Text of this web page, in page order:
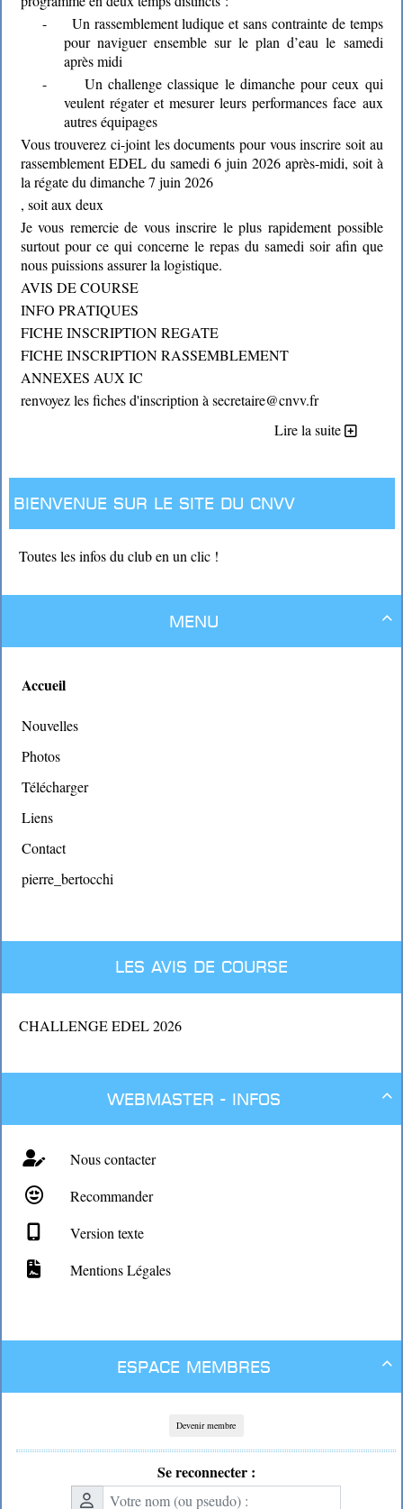

Menu
Accueil
Nouvelles
Photos
Télécharger
Liens
Contact
pierre_bertocchi
Les avis de course
CHALLENGE EDEL 2026

Webmaster - Infos
Nous contacter
Recommander
Version texte
Mentions Légales

Espace membres
Devenir membre
Se reconnecter :
-
Un rassemblement ludique et sans contrainte de temps
pour naviguer ensemble sur le plan d’eau le samedi
après midi
-
Un challenge classique le dimanche pour ceux qui
veulent régater et mesurer leurs performances face aux
autres équipages
Vous trouverez ci-joint les documents pour vous inscrire soit au
rassemblement EDEL du samedi 6 juin 2026 après-midi, soit à
la régate du dimanche 7 juin 2026
, soit aux deux
Je vous remercie de vous inscrire le plus rapidement possible
surtout pour ce qui concerne le repas du samedi soir afin que
nous puissions assurer la logistique.
AVIS DE COURSE
INFO PRATIQUES
FICHE INSCRIPTION REGATE
FICHE INSCRIPTION RASSEMBLEMENT
ANNEXES AUX IC
renvoyez les fiches d'inscription à secretaire@cnvv.fr
Lire la suite
Bienvenue sur le site du CNVV
Toutes les infos du club en un clic !